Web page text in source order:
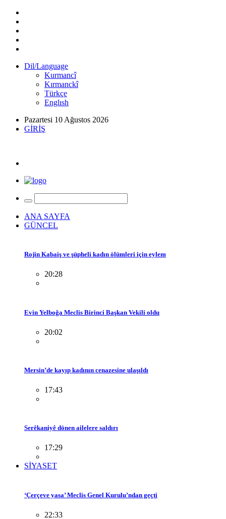
Dil/Language
Kurmancî
Kırmanckî
Türkçe
Englısh
Pazartesi 10 Ağustos 2026
GİRİŞ
ANA SAYFA
GÜNCEL
Rojin Kabaiş ve şüpheli kadın ölümleri için eylem
20:28
Evin Yelboğa Meclis Birinci Başkan Vekili oldu
20:02
Mersin’de kayıp kadının cenazesine ulaşıldı
17:43
Serêkaniyê dönen ailelere saldırı
17:29
SİYASET
‘Çerçeve yasa’ Meclis Genel Kurulu’ndan geçti
22:33